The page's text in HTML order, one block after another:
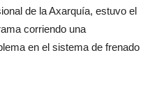
de la Axarquía, estuvo el
corriendo una
en el sistema de frenado